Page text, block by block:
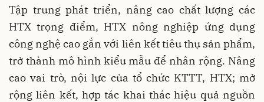
Tập trung phát triển, nâng cao chất lượng các
HTX trọng điểm, HTX nông nghiệp ứng dụng
công nghệ cao gắn với liên kết tiêu thụ sản phẩm,
trở thành mô hình kiểu mẫu để nhân rộng. Nâng
cao vai trò, nội lực của tổ chức KTTT, HTX; mở
rộng liên kết, hợp tác khai thác hiệu quả nguồn